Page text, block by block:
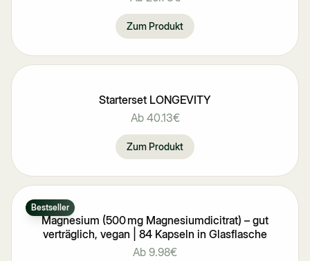
Zum Produkt
Starterset LONGEVITY
Ab 40.13€
Zum Produkt
Bestseller
Magnesium (500 mg Magnesiumdicitrat) – gut
verträglich, vegan | 84 Kapseln in Glasflasche
Ab 9.98€